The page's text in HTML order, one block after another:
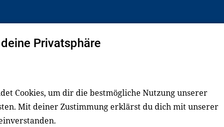
LinkedIn
Privatsphäre
Cookies, um dir die bestmögliche Nutzung unserer
Mit deiner Zustimmung erklärst du dich mit unserer